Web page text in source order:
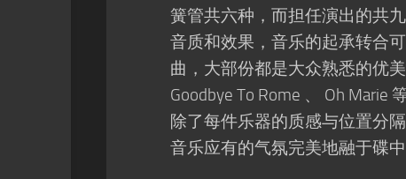
簧管共六种，而担任演出的共
音质和效果，音乐的起承转合
曲，大部份都是大众熟悉的优美
Goodbye To Rome 、 Oh
除了每件乐器的质感与位置分
音乐应有的气氛完美地融于碟